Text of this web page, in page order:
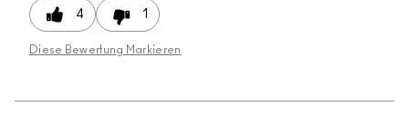
4 1
Diese Bewertung Markieren